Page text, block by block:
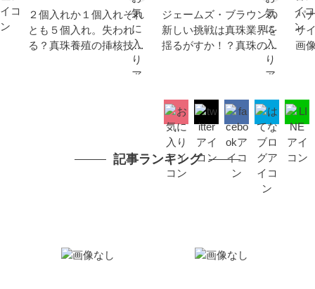
２個入れか１個入れそれ
とも５個入れ。失われ
る？真珠養殖の挿核技
ジェームズ・ブラウンの
新しい挑戦は真珠業界を
揺るがすか！？真珠の原
パ
サ
画
記事ランキング